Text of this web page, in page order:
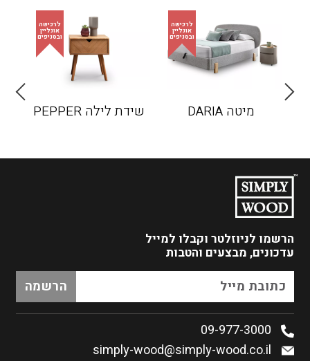
מיטה DARIA שידת לילה PEPPER
הרשמו לניוזלטר וקבלו למייל
עדכונים, מבצעים והטבות
09-977-3000
simply-wood@simply-wood.co.il